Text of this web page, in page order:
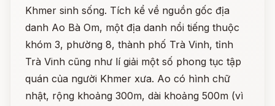
Khmer sinh sống. Tích kể về nguồn gốc địa
danh Ao Bà Om, một địa danh nổi tiếng thuộc
khóm 3, phường 8, thành phố Trà Vinh, tỉnh
Trà Vinh cũng như lí giải một số phong tục tập
quán của người Khmer xưa. Ao có hình chữ
nhật, rộng khoảng 300m, dài khoảng 500m (vì